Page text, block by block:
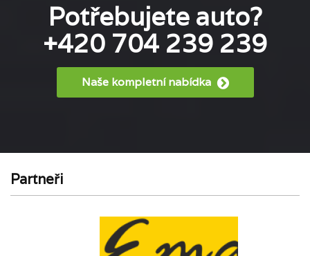
Potřebujete auto?
+420 704 239 239
Naše kompletní nabídka
Partneři